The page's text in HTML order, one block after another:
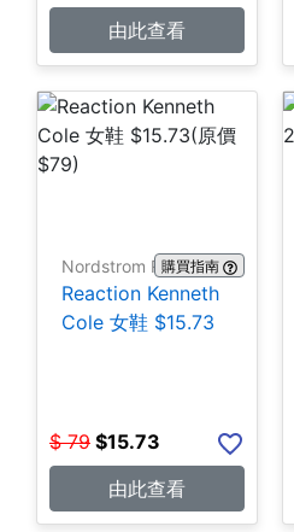
由此查看
Nordstrom Rack購買指南
Reaction Kenneth
Cole 女鞋 $15.73
$ 79 $15.73
由此查看